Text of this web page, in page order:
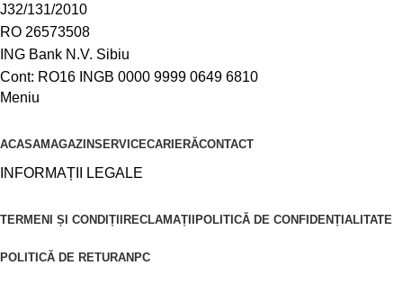
J32/131/2010
RO 26573508
ING Bank N.V. Sibiu
Cont: RO16 INGB 0000 9999 0649 6810
Meniu
ACASAMAGAZINSERVICECARIERĂCONTACT
INFORMAȚII LEGALE
TERMENI ȘI CONDIȚII RECLAMAȚII POLITICĂ DE CONFIDENȚIALITATE
POLITICĂ DE RETURANPC